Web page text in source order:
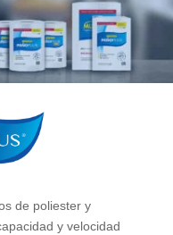
de poliester y
y velocidad